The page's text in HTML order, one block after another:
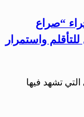
“صراع
واستمرار
تشهد فيها